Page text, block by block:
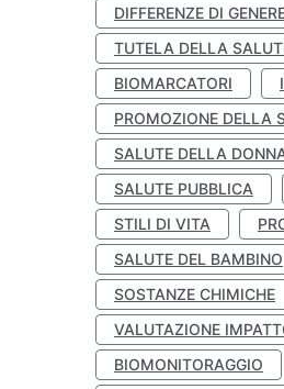
DIFFERENZE DI
TUTELA DELLA
BIOMARCATORI
PROMOZIONE DELLA
SALUTE DELLA
SALUTE PUBBLICA
STILI DI VITA
SALUTE DEL BAMBINO
SOSTANZE CHIMICHE
VALUTAZIONE
BIOMONITORAGGIO